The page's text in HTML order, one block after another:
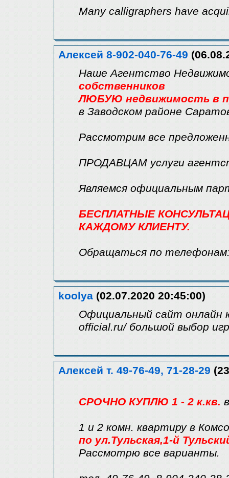
Many calligraphers have
Алексей 8-902-040-76-49
Наше Агентство
собственников
ЛЮБУЮ недвижимость в
в Заводском районе
Рассмотрим все
ПРОДАВЦАМ услуги
Являемся официальным
БЕСПЛАТНЫЕ
КАЖДОМУ КЛИЕНТУ.
Обращаться по
koolya (02.07.2020 20:45:00)
Официальный сайт онлайн
official.ru/ большой выбор
Алексей т. 49-76-49, 71-28-29
СРОЧНО КУПЛЮ 1 - 2 к.кв.
1 и 2 комн. квартиру в
по ул.Тульская,1-й
Рассмотрю все варианты.